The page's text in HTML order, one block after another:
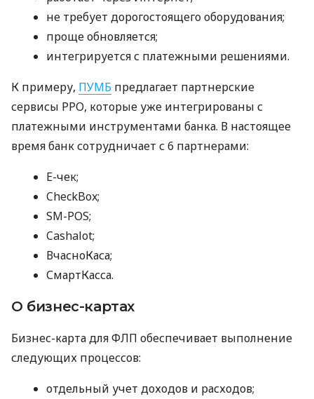
не требует дорогостоящего оборудования;
проще обновляется;
интегрируется с платежными решениями.
К примеру, ПУМБ предлагает партнерские
сервисы РРО, которые уже интегрированы с
платежными инструментами банка. В настоящее
время банк сотрудничает с 6 партнерами:
E-чек;
CheckBox;
SM-POS;
Cashalot;
ВчасноКаса;
СмартКасса.
О бизнес-картах
Бизнес-карта для ФЛП обеспечивает выполнение
следующих процессов:
отдельный учет доходов и расходов;